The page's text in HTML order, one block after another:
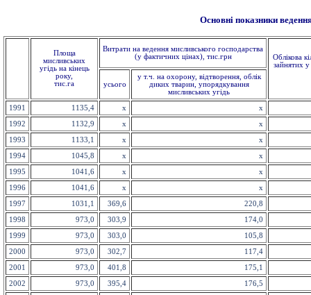
Основні показники
Площа
мисливських
угідь на кінець
року,
тис.га
Витрати на ведення мисливського господарства
(у фактичних цінах), тис.грн
Облікова
зайнятих
усього
у т.ч. на охорону, відтворення, облік
диких тварин, упорядкування
мисливських угідь
1991 1135,4 х х
1992 1132,9 х х
1993 1133,1 х х
1994 1045,8 х х
1995 1041,6 х х
1996 1041,6 х х
1997 1031,1 369,6 220,8
1998 973,0 303,9 174,0
1999 973,0 303,0 105,8
2000 973,0 302,7 117,4
2001 973,0 401,8 175,1
2002 973,0 395,4 176,5